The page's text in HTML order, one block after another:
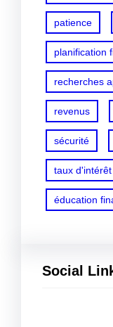
patience
planification
recherches
revenus
sécurité
taux d'intérêt
éducation
Social